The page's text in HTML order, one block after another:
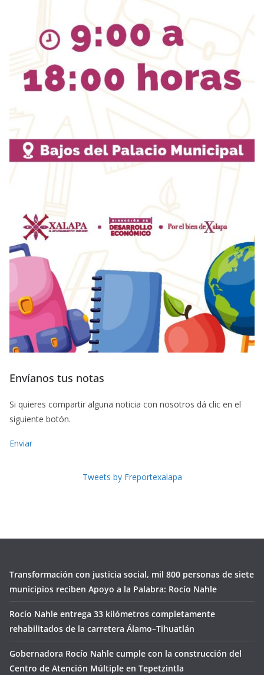
Envíanos tus notas
Si quieres compartir alguna noticia con nosotros dá clic en el
siguiente botón.
Enviar
Tweets by Freportexalapa
Transformación con justicia social, mil 800 personas de siete
municipios reciben Apoyo a la Palabra: Rocío Nahle
Rocío Nahle entrega 33 kilómetros completamente
rehabilitados de la carretera Álamo–Tihuatlán
Gobernadora Rocío Nahle cumple con la construcción del
Centro de Atención Múltiple en Tepetzintla